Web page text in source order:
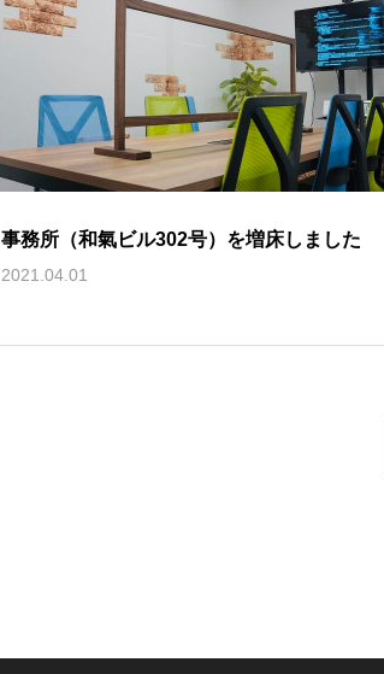
事務所（和氣ビル302号）を増床しました
2021.04.01